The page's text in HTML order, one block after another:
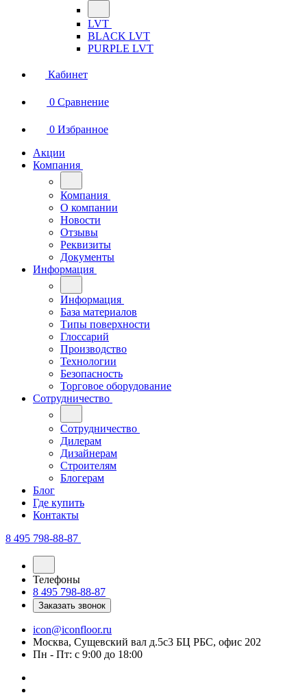
LVT
BLACK LVT
PURPLE LVT
Кабинет
0 Сравнение
0 Избранное
Акции
Компания
Компания
О компании
Новости
Отзывы
Реквизиты
Документы
Информация
Информация
База материалов
Типы поверхности
Глоссарий
Производство
Технологии
Безопасность
Торговое оборудование
Сотрудничество
Сотрудничество
Дилерам
Дизайнерам
Строителям
Блогерам
Блог
Где купить
Контакты
8 495 798-88-87
Телефоны
8 495 798-88-87
Заказать звонок
icon@iconfloor.ru
Москва, Сущевский вал д.5с3 БЦ РБС, офис 202
Пн - Пт: с 9:00 до 18:00